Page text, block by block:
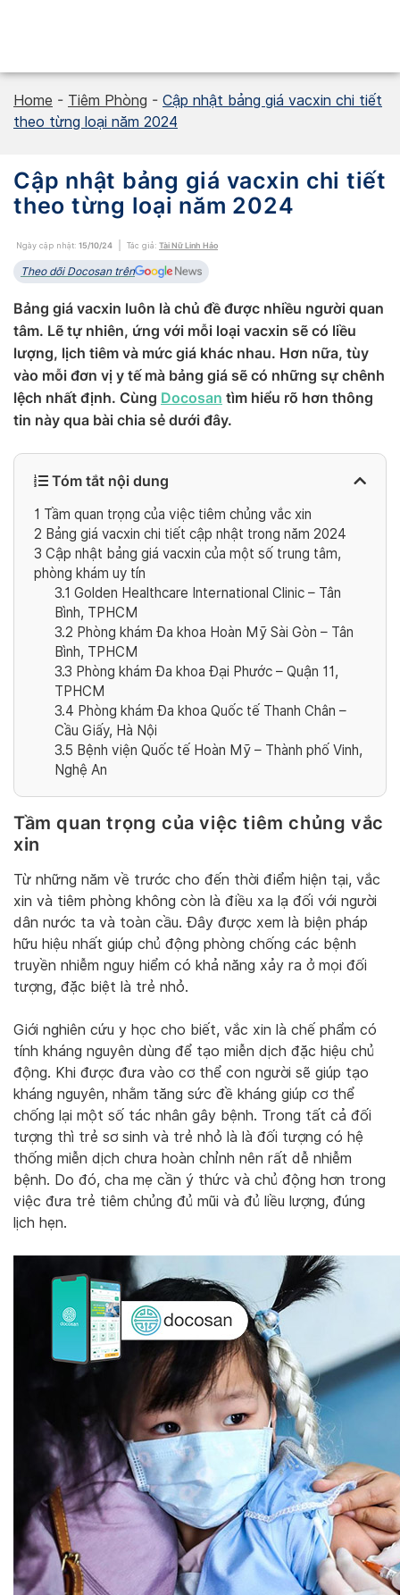
Home - Tiêm Phòng - Cập nhật bảng giá vacxin chi tiết
theo từng loại năm 2024
Cập nhật bảng giá vacxin chi tiết
theo từng loại năm 2024
Ngày cập nhật: 15/10/24 Tác giả: Tài Nữ Linh Hảo
Theo dõi Docosan trên
Bảng giá vacxin luôn là chủ đề được nhiều người quan
tâm. Lẽ tự nhiên, ứng với mỗi loại vacxin sẽ có liều
lượng, lịch tiêm và mức giá khác nhau. Hơn nữa, tùy
vào mỗi đơn vị y tế mà bảng giá sẽ có những sự chênh
lệch nhất định. Cùng Docosan tìm hiểu rõ hơn thông
tin này qua bài chia sẻ dưới đây.
Tóm tắt nội dung
1 Tầm quan trọng của việc tiêm chủng vắc xin
2 Bảng giá vacxin chi tiết cập nhật trong năm 2024
3 Cập nhật bảng giá vacxin của một số trung tâm,
phòng khám uy tín
3.1 Golden Healthcare International Clinic – Tân
Bình, TPHCM
3.2 Phòng khám Đa khoa Hoàn Mỹ Sài Gòn – Tân
Bình, TPHCM
3.3 Phòng khám Đa khoa Đại Phước – Quận 11,
TPHCM
3.4 Phòng khám Đa khoa Quốc tế Thanh Chân –
Cầu Giấy, Hà Nội
3.5 Bệnh viện Quốc tế Hoàn Mỹ – Thành phố Vinh,
Nghệ An
Tầm quan trọng của việc tiêm chủng vắc
xin
Từ những năm về trước cho đến thời điểm hiện tại, vắc
xin và tiêm phòng không còn là điều xa lạ đối với người
dân nước ta và toàn cầu. Đây được xem là biện pháp
hữu hiệu nhất giúp chủ động phòng chống các bệnh
truyền nhiễm nguy hiểm có khả năng xảy ra ở mọi đối
tượng, đặc biệt là trẻ nhỏ.
Giới nghiên cứu y học cho biết, vắc xin là chế phẩm có
tính kháng nguyên dùng để tạo miễn dịch đặc hiệu chủ
động. Khi được đưa vào cơ thể con người sẽ giúp tạo
kháng nguyên, nhằm tăng sức đề kháng giúp cơ thể
chống lại một số tác nhân gây bệnh. Trong tất cả đối
tượng thì trẻ sơ sinh và trẻ nhỏ là là đối tượng có hệ
thống miễn dịch chưa hoàn chỉnh nên rất dễ nhiễm
bệnh. Do đó, cha mẹ cần ý thức và chủ động hơn trong
việc đưa trẻ tiêm chủng đủ mũi và đủ liều lượng, đúng
lịch hẹn.